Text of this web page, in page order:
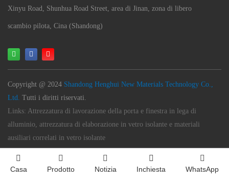
Xinyu Road, Shunhua Road Street, area di Jinan, zona di libero
scambio pilota, Cina (Shandong)
Copyright @ 2024 Shandong Henghui New Materials Technology Co.,
Ltd. Tutti i diritti riservati.
Links: Attrezzatura di lavorazione della porta e finestra in lega di
alluminio, attrezzatura di elaborazione in vetro isolante e materiali
ausiliari correlati in vetro isolante
Casa Prodotto Notizia Inchiesta WhatsApp